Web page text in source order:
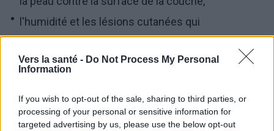
Vers la santé - Do Not Process My Personal
Information
If you wish to opt-out of the sale, sharing to third parties, or
processing of your personal or sensitive information for
targeted advertising by us, please use the below opt-out
l'humidité et les lésions cutanées qui
l'accompagnent - les abrasions mécaniques de la
peau sensible des fesses en contact avec l'urine
étendues,
modifications du pH de l'urine - le pH alcalin de